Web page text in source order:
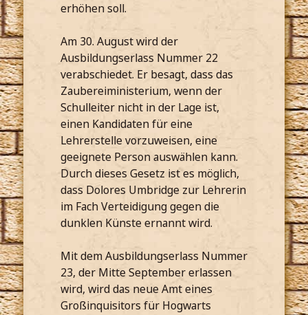
erhöhen soll.
Am 30. August wird der
Ausbildungserlass Nummer 22
verabschiedet. Er besagt, dass das
Zaubereiministerium, wenn der
Schulleiter nicht in der Lage ist,
einen Kandidaten für eine
Lehrerstelle vorzuweisen, eine
geeignete Person auswählen kann.
Durch dieses Gesetz ist es möglich,
dass Dolores Umbridge zur Lehrerin
im Fach Verteidigung gegen die
dunklen Künste ernannt wird.
Mit dem Ausbildungserlass Nummer
23, der Mitte September erlassen
wird, wird das neue Amt eines
Großinquisitors für Hogwarts